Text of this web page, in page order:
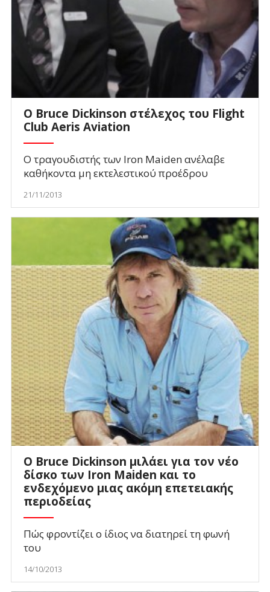
Ο Bruce Dickinson στέλεχος του Flight
Club Aeris Aviation
Ο τραγουδιστής των Iron Maiden ανέλαβε
καθήκοντα μη εκτελεστικού προέδρου
21/11/2013
Ο Bruce Dickinson μιλάει για τον νέο
δίσκο των Iron Maiden και το
ενδεχόμενο μιας ακόμη επετειακής
περιοδείας
Πώς φροντίζει ο ίδιος να διατηρεί τη φωνή
του
14/10/2013